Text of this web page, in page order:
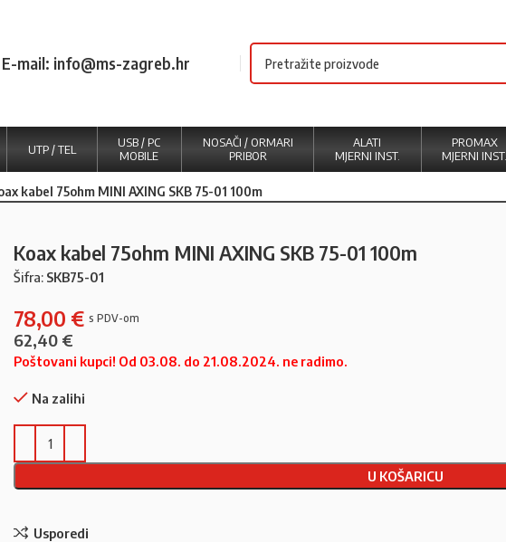
E-mail: info@ms-zagreb.hr
UTP / TEL
USB / PC
MOBILE
NOSAČI / ORMARI
PRIBOR
ALATI
MJERNI INST.
PROMAX
MJERNI INST.
kabel 75ohm MINI AXING SKB 75-01 100m
Koax kabel 75ohm MINI AXING SKB 75-01 100m
Šifra: SKB75-01
78,00 €
62,40 €
Poštovani kupci! Od 03.08. do 21.08.2024. ne radimo.
Na zalihi
U KOŠARICU
Usporedi